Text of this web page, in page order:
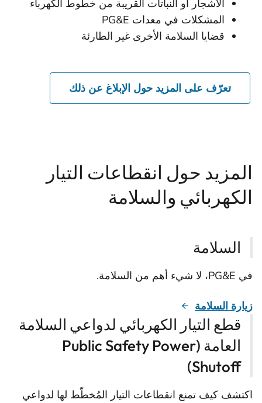
الأشجار أو النباتات القريبة من خطوط الكهرباء
المشكلات في معدات PG&E
قضايا السلامة الأخرى غير الطارئة
تعرّف على المزيد حول الإبلاغ عن ذلك
المزيد حول انقطاعات التيار
الكهربائي والسلامة
السلامة
في PG&E، لا شيء أهم من السلامة.
زيارة السلامة
قطع التيار الكهربائي لدواعي السلامة
العامة (Public Safety Power
Shutoff)
اكتشف كيف تمنع انقطاعات التيار المُخطّط لها لدواعي